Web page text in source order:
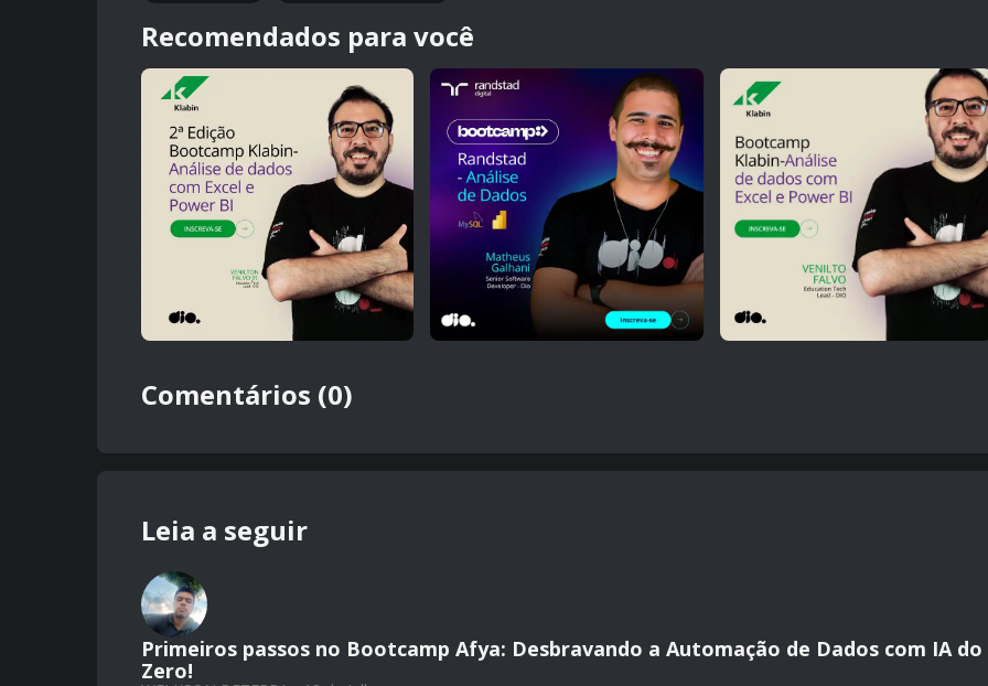
Recomendados para você
Comentários (0)
Leia a seguir
Primeiros passos no Bootcamp Afya: Desbravando a Automação de Dados com IA do
Zero!